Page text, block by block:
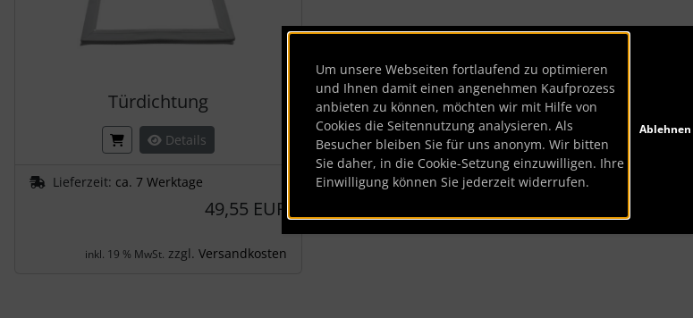
Türdichtung
Details
Lieferzeit: ca. 7 Werktage
49,55 EUR
inkl. 19 % MwSt. zzgl. Versandkosten
Um unsere Webseiten fortlaufend zu optimieren
und Ihnen damit einen angenehmen Kaufprozess
anbieten zu können, möchten wir mit Hilfe von
Cookies die Seitennutzung analysieren. Als
Besucher bleiben Sie für uns anonym. Wir bitten
Sie daher, in die Cookie-Setzung einzuwilligen. Ihre
Einwilligung können Sie jederzeit widerrufen.
Ablehnen